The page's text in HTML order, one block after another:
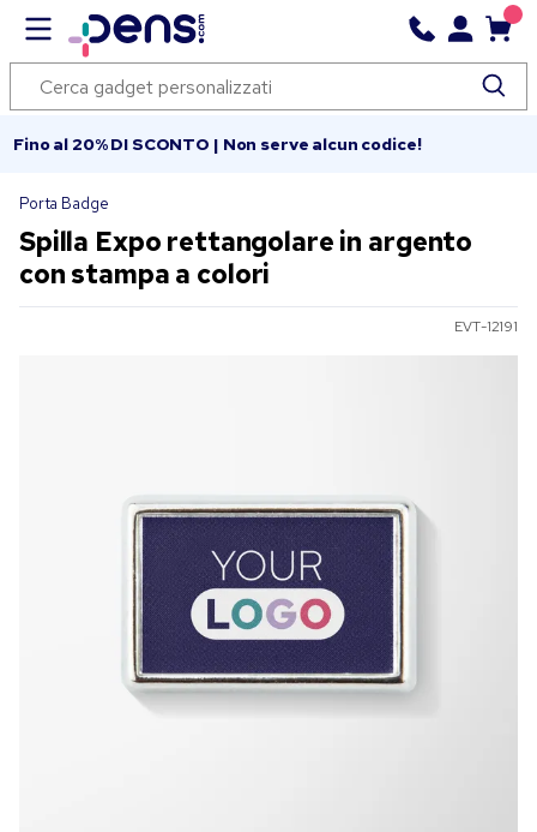
Fino al 20% DI SCONTO | Non serve alcun codice!
Porta Badge
Spilla Expo rettangolare in argento
con stampa a colori
EVT-12191